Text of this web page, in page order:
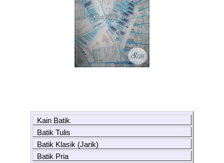
Kain Batik
Batik Tulis
Batik Klasik (Jarik)
Batik Pria